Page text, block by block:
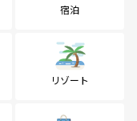
宿泊
リゾート